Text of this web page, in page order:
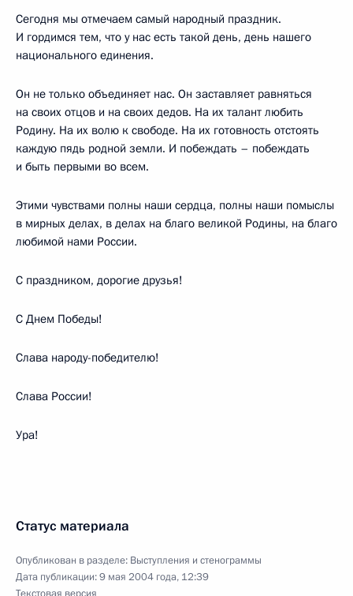
Сегодня мы отмечаем самый народный праздник.
И гордимся тем, что у нас есть такой день, день нашего
национального единения.
Он не только объединяет нас. Он заставляет равняться
на своих отцов и на своих дедов. На их талант любить
Родину. На их волю к свободе. На их готовность отстоять
каждую пядь родной земли. И побеждать – побеждать
и быть первыми во всем.
Этими чувствами полны наши сердца, полны наши помыслы
в мирных делах, в делах на благо великой Родины, на благо
любимой нами России.
С праздником, дорогие друзья!
С Днем Победы!
Слава народу-победителю!
Слава России!
Ура!
Статус материала
Опубликован в разделе: Выступления и стенограммы
Дата публикации:9 мая 2004 года, 12:39